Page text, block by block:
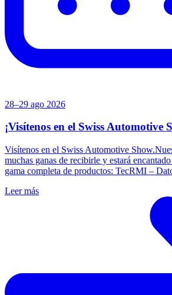
28–29 ago 2026
¡Visítenos en el Swiss Automotive
Visítenos en el Swiss Automotive
muchas ganas de recibirle y estará
gama completa de productos: TecRMI –
Leer más